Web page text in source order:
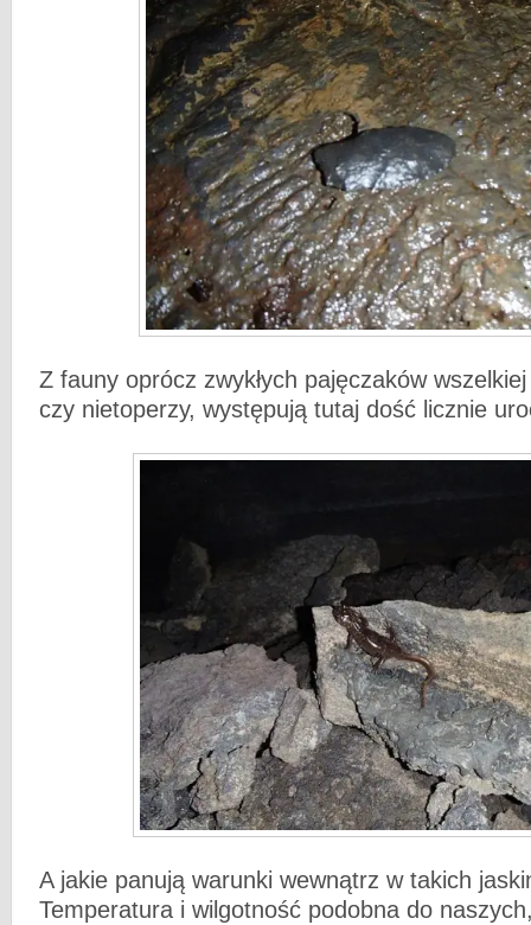
Z fauny oprócz zwykłych pajęczaków
czy nietoperzy, występują tutaj dość licznie
A jakie panują warunki wewnątrz w takich
Temperatura i wilgotność podobna do